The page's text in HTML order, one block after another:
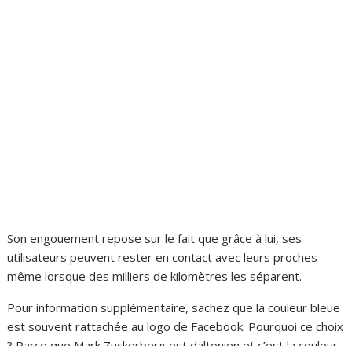
Son engouement repose sur le fait que grâce à lui, ses
utilisateurs peuvent rester en contact avec leurs proches
même lorsque des milliers de kilomètres les séparent.
Pour information supplémentaire, sachez que la couleur bleue
est souvent rattachée au logo de Facebook. Pourquoi ce choix